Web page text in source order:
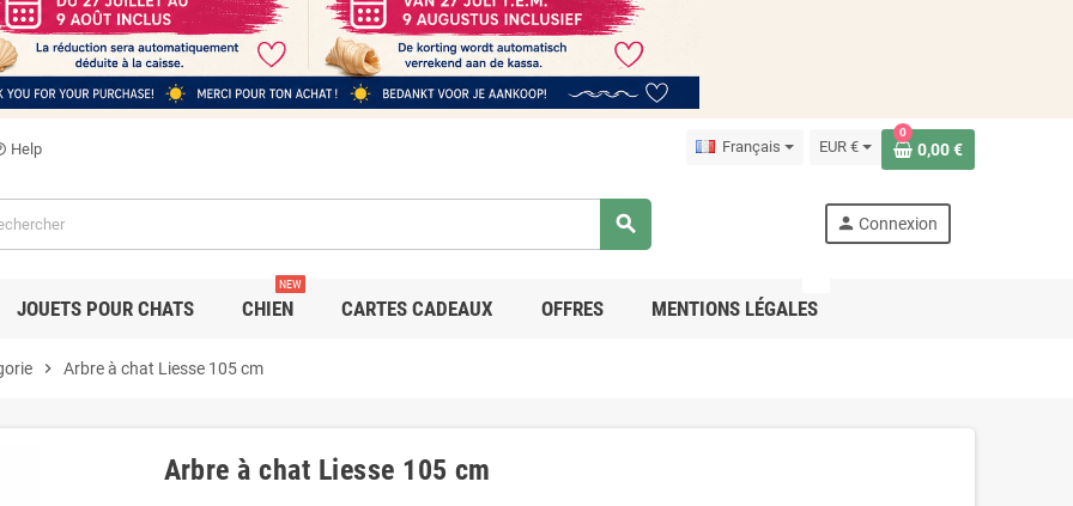
Help Français EUR €
0
0,00 €
search person Connexion
JOUETS POUR CHATS CHIEN
NEW
CARTES CADEAUX OFFRES MENTIONS LÉGALES
chevron_right Arbre à chat Liesse 105 cm
Arbre à chat Liesse 105 cm